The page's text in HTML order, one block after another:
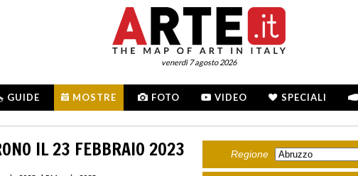
venerdì 7 agosto 2026
GUIDE MOSTRE FOTO VIDEO SPECIALI
IL 23 FEBBRAIO 2023 Regione